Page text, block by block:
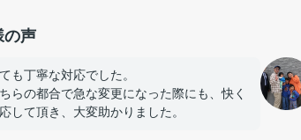
の声
も丁寧な対応でした。
らの都合で急な変更になった際にも、快く
して頂き、大変助かりました。